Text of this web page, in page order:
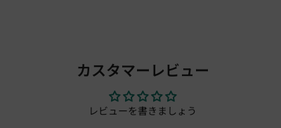
カスタマーレビュー
レビューを書きましょう